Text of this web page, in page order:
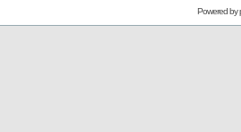
Powered by